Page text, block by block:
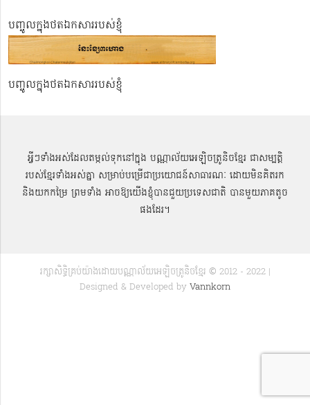
បញ្ចូលក្នុងថតឯកសាររបស់ខ្ញុំ
បញ្ចូលក្នុងថតឯកសាររបស់ខ្ញុំ
អ្វីៗទាំងអស់ដែលតម្កល់ទុកនៅក្នុង បណ្ណាល័យអេឡិចត្រូនិចខ្មែរ ជាសម្បតិ្ត
របស់ខ្មែរទាំងអស់គ្នា សម្រាប់បម្រើជាប្រយោជន៍សាធារណៈ ដោយមិនគិតរក
និងយកកម្រៃ ព្រមទាំង អាចឱ្យយើងខ្ញុំបានជួយប្រទេសជាតិ បានមួយភាគតូច
ផងដែរ។
រក្សាសិទ្ធិគ្រប់យ៉ាងដោយបណ្ណាល័យអេឡិចត្រូនិចខ្មែរ © 2012 - 2022 |
Designed & Developed by Vannkorn